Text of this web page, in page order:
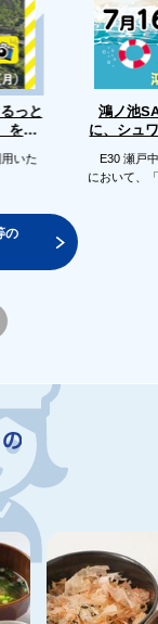
っと
を開
いた
鴻ノ池
に、シュ
E30 瀬戸中
において、
の